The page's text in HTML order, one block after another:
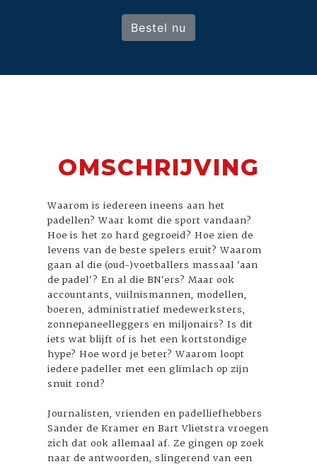
Bestel nu
OMSCHRIJVING
Waarom is iedereen ineens aan het
padellen? Waar komt die sport vandaan?
Hoe is het zo hard gegroeid? Hoe zien de
levens van de beste spelers eruit? Waarom
gaan al die (oud-)voetballers massaal 'aan
de padel'? En al die BN'ers? Maar ook
accountants, vuilnismannen, modellen,
boeren, administratief medewerksters,
zonnepaneelleggers en miljonairs? Is dit
iets wat blijft of is het een kortstondige
hype? Hoe word je beter? Waarom loopt
iedere padeller met een glimlach op zijn
snuit rond?
Journalisten, vrienden en padelliefhebbers
Sander de Kramer en Bart Vlietstra vroegen
zich dat ook allemaal af. Ze gingen op zoek
naar de antwoorden, slingerend van een